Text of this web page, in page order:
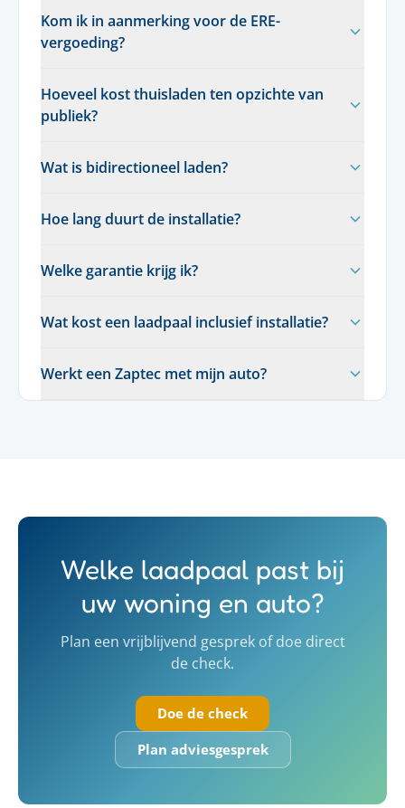
Kom ik in aanmerking voor de ERE-
vergoeding?
Hoeveel kost thuisladen ten opzichte van
publiek?
Wat is bidirectioneel laden?
Hoe lang duurt de installatie?
Welke garantie krijg ik?
Wat kost een laadpaal inclusief installatie?
Werkt een Zaptec met mijn auto?
Welke laadpaal past bij
uw woning en auto?
Plan een vrijblijvend gesprek of doe direct
de check.
Doe de check
Plan adviesgesprek